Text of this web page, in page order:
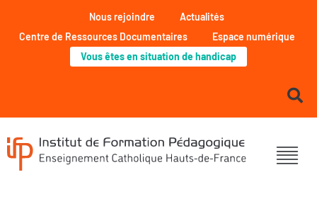
Nous rejoindre
Actualités
Centre de Ressources Documentaires
Espace numérique
Vous êtes en situation de handicap